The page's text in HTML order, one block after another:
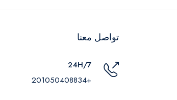
تواصل معنا
24H/7
+201050408834